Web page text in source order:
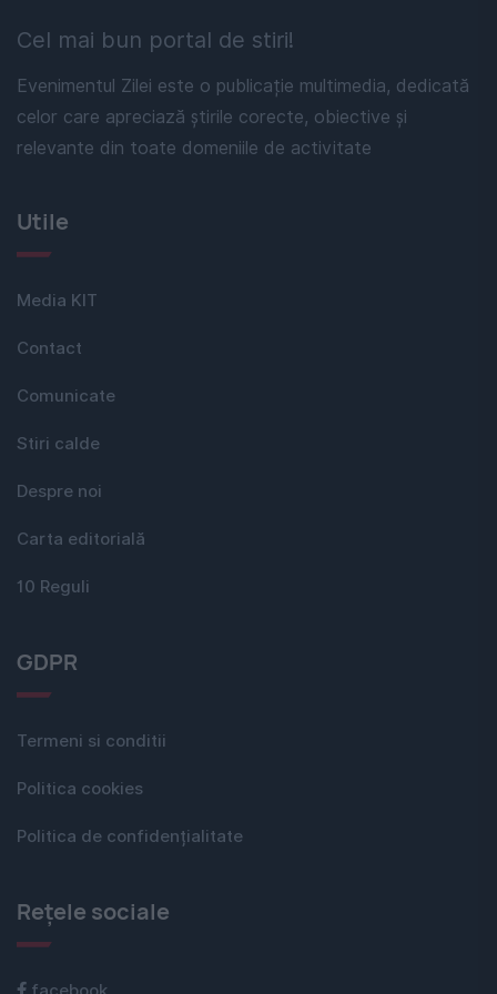
Cel mai bun portal de stiri!
Evenimentul Zilei este o publicație multimedia, dedicată
celor care apreciază știrile corecte, obiective și
relevante din toate domeniile de activitate
Utile
Media KIT
Contact
Comunicate
Stiri calde
Despre noi
Carta editorială
10 Reguli
GDPR
Termeni si conditii
Politica cookies
Politica de confidențialitate
Rețele sociale